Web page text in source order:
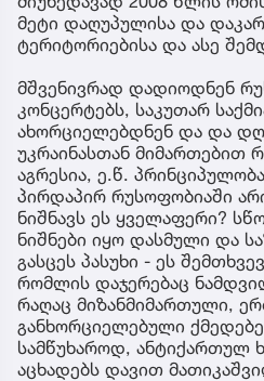
მეტი დაღუპულისა და
ტერიტორიებისა და ასე
მშვენივრად დადიოდნენ
კონცერტებს, საკუთარ
ახორციელებდნენ და და
უკრაინასთან მიმართებით
აგრესია, ე.წ.
პირდაპირ რუსოფობიაში
ნიშნავს ეს ყველაფერი?
ნიშნები იყო დასმული და
გასცეს პასუხი - ეს
რომლის დაჯერებაც
რაღაც მიზანმიმართული,
განხორციელებული
სამწუხაროდ, ანტიქართულ
აცხადებს დავით